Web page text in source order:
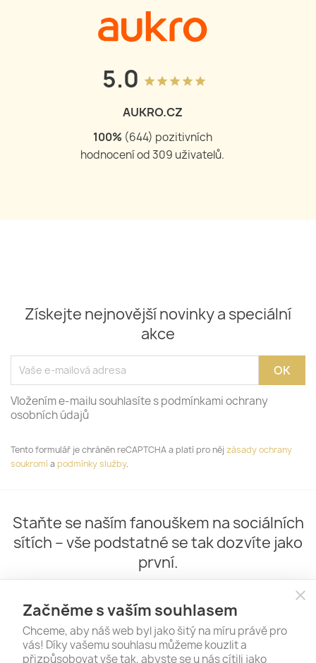
5.0 grade grade grade grade grade
AUKRO.CZ
100% (644) pozitivních
hodnocení od309 uživatelů.
Získejte nejnovější novinky a speciální
akce
Vložením e-mailu souhlasíte s podmínkami ochrany
osobních údajů
Tento formulář je chráněn reCAPTCHA a platí pro něj zásady ochrany
soukromía podmínky služby.
Staňte se naším fanouškem na sociálních
sítích – vše podstatné se tak dozvíte jako
první.
close
Začněme s vaším souhlasem
Chceme, aby náš web byl jako šitý na míru právě pro
vás! Díky vašemu souhlasu můžeme kouzlit a
přizpůsobovat vše tak, abyste se u nás cítili jako